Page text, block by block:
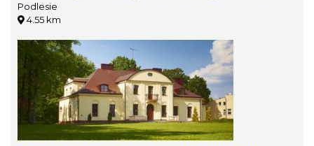
Podlesie
4.55 km